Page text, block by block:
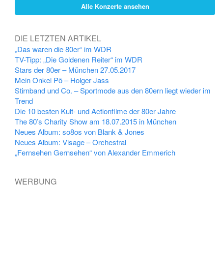
Alle Konzerte ansehen
DIE LETZTEN ARTIKEL
„Das waren die 80er“ im WDR
TV-Tipp: „Die Goldenen Reiter“ im WDR
Stars der 80er – München 27.05.2017
Mein Onkel Pö – Holger Jass
Stirnband und Co. – Sportmode aus den 80ern liegt wieder im
Trend
Die 10 besten Kult- und Actionfilme der 80er Jahre
The 80’s Charity Show am 18.07.2015 in München
Neues Album: so8os von Blank & Jones
Neues Album: Visage – Orchestral
„Fernsehen Gernsehen“ von Alexander Emmerich
WERBUNG